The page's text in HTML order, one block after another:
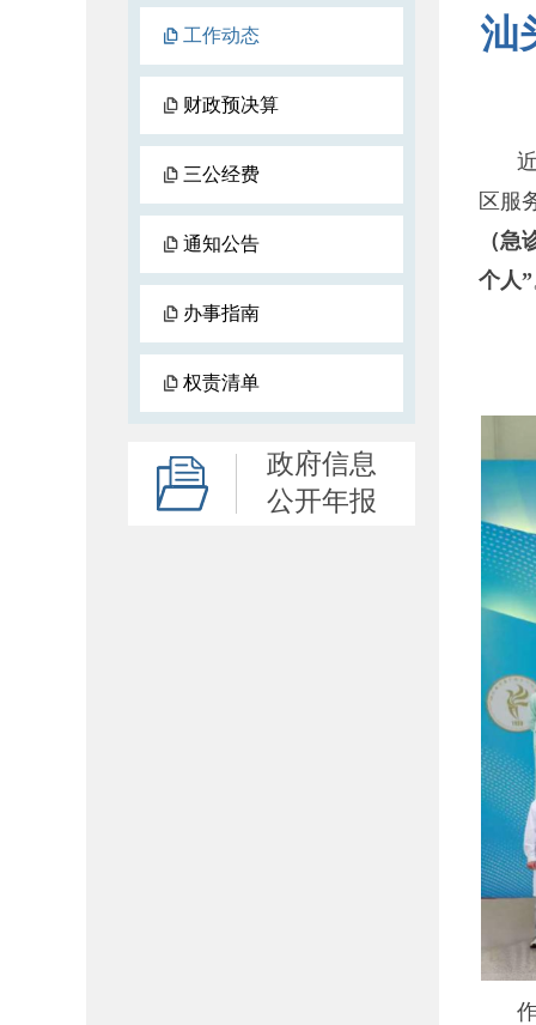
工作动态
财政预决算
三公经费
通知公告
办事指南
权责清单
政府信息
公开年报
汕
区服
（
个人”